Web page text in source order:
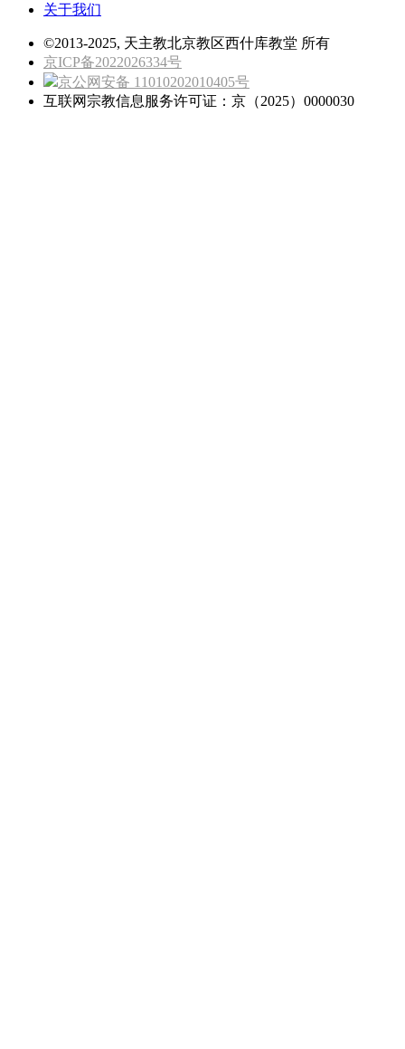
关于我们
©2013-2025, 天主教北京教区西什库教堂 所有
京ICP备2022026334号
京公网安备 11010202010405号
互联网宗教信息服务许可证：京（2025）0000030